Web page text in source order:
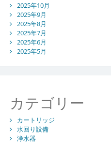
2025年10月
2025年9月
2025年8月
2025年7月
2025年6月
2025年5月
カテゴリー
カートリッジ
水回り設備
浄水器